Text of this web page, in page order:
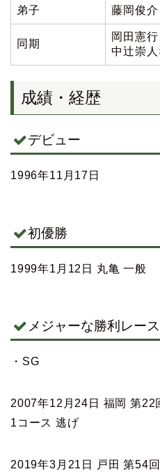
弟子 藤岡俊
同期
岡田憲
中辻崇
成績・経歴
デビュー
1996年11月17日
初優勝
1999年1月12日 丸亀 一般
メジャーな勝利レー
・SG
2007年12月24日 福岡 第22
1コース 逃げ
2019年3月21日 戸田 第54